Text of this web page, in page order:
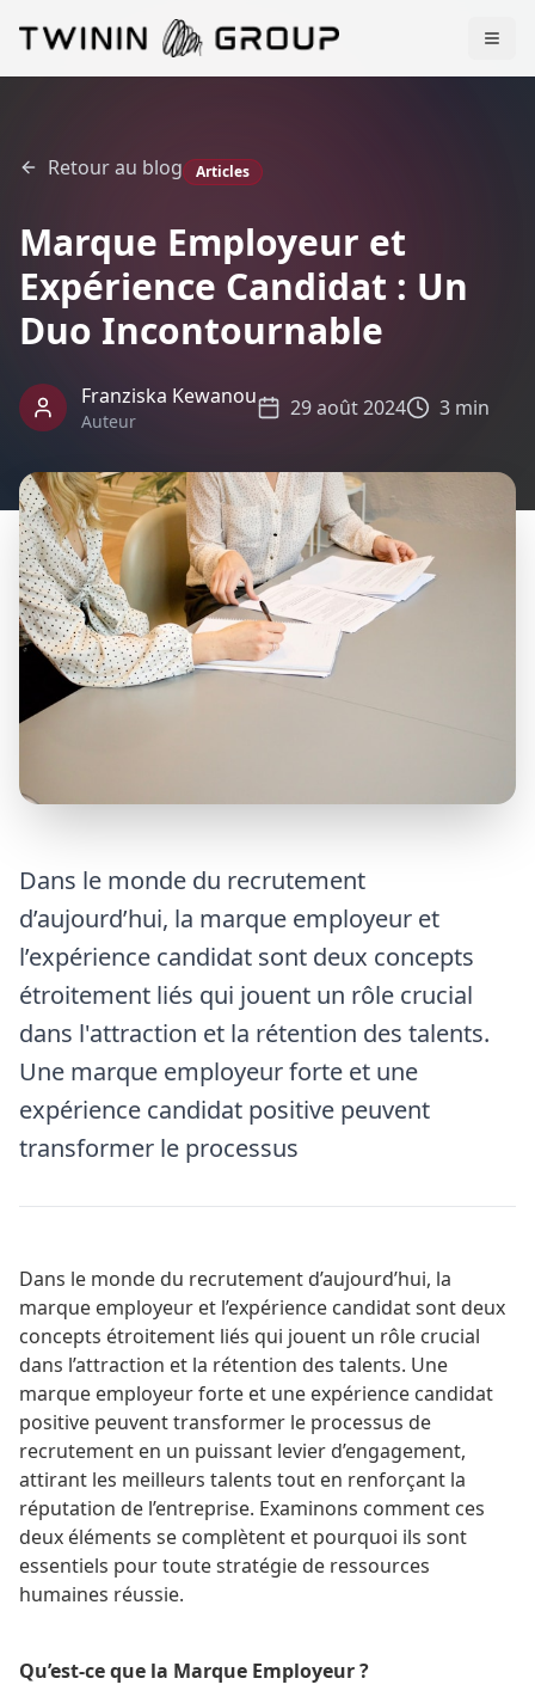
Retour au blog Articles
Marque Employeur et
Expérience Candidat : Un
Duo Incontournable
Franziska Kewanou
Auteur
29 août 2024 3 min
Dans le monde du recrutement
d’aujourd’hui, la marque employeur et
l’expérience candidat sont deux concepts
étroitement liés qui jouent un rôle crucial
dans l'attraction et la rétention des talents.
Une marque employeur forte et une
expérience candidat positive peuvent
transformer le processus
Dans le monde du recrutement d’aujourd’hui, la
marque employeur et l’expérience candidat sont deux
concepts étroitement liés qui jouent un rôle crucial
dans l’attraction et la rétention des talents. Une
marque employeur forte et une expérience candidat
positive peuvent transformer le processus de
recrutement en un puissant levier d’engagement,
attirant les meilleurs talents tout en renforçant la
réputation de l’entreprise. Examinons comment ces
deux éléments se complètent et pourquoi ils sont
essentiels pour toute stratégie de ressources
humaines réussie.
Qu’est-ce que la Marque Employeur ?